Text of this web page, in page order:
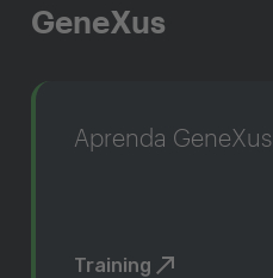
GeneXus
Aprenda GeneXus
Training